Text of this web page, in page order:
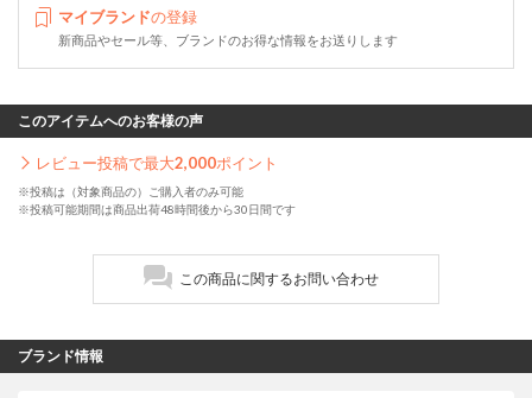
マイブランドの登録
新商品やセール等、ブランドのお得な情報をお送りします
このアイテムへのお客様の声
レビュー投稿で最大2,000ポイント
※投稿は（対象商品の）ご購入者のみ可能
※投稿可能期間は商品出荷48時間後から30日間です
この商品に関するお問い合わせ
ブランド情報